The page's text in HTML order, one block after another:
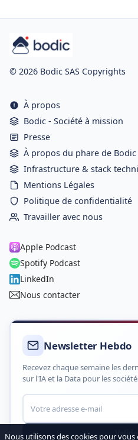
© 2026 Bodic SAS Copyrights
À propos
Bodic - Société à mission
Presse
À propos du phare de Bodic
Infrastructure & stack
Mentions Légales
Politique de confidentialité
Travailler avec nous
Apple Podcast
Spotify Podcast
LinkedIn
Nous contacter
Newsletter Hebdo
Recevez chaque semaine les
sur l'IA et la Data pour les
Nous utilisons des cookies pour